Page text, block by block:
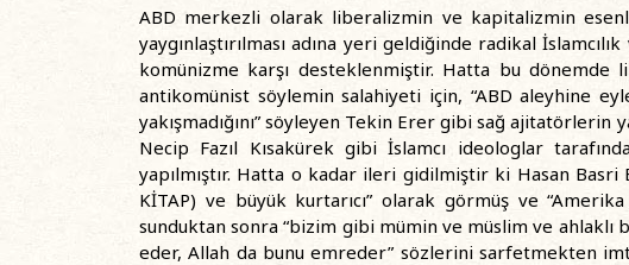
ABD merkezli olarak liberalizmin ve kapitalizmin
yaygınlaştırılması adına yeri geldiğinde radikal
komünizme karşı desteklenmiştir. Hatta bu dönemde
antikomünist söylemin salahiyeti için, “ABD aleyhine
yakışmadığını” söyleyen Tekin Erer gibi sağ ajitatörlerin
Necip Fazıl Kısakürek gibi İslamcı ideologlar
yapılmıştır. Hatta o kadar ileri gidilmiştir ki Hasan Basri
KİTAP) ve büyük kurtarıcı” olarak görmüş ve
sunduktan sonra “bizim gibi mümin ve müslim ve ahlaklı
eder, Allah da bunu emreder” sözlerini sarfetmekten